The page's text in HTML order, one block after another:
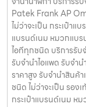
Patek Frank AP
ไม่ว่าจะเป็น กระเป๋าแ
แบรนด์เนม หมวกแบ
ไอทีทุกชนิด บริการรับ
รับจำนำไอแพด รับจำ
ราคาสูง รับจำนำสินค้
ชนิด ไม่ว่าจะเป็น รอง
กระเป๋าแบรนด์เนม ห